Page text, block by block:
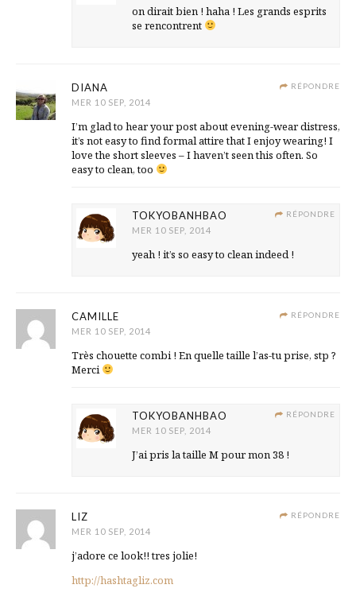
on dirait bien ! haha ! Les grands esprits
se rencontrent
RÉPONDRE
DIANA
MER 10 SEP, 2014
I’m glad to hear your post about evening-wear distress,
it’s not easy to find formal attire that I enjoy wearing! I
love the short sleeves – I haven’t seen this often. So
easy to clean, too
RÉPONDRE
TOKYOBANHBAO
MER 10 SEP, 2014
yeah ! it’s so easy to clean indeed !
RÉPONDRE
CAMILLE
MER 10 SEP, 2014
Très chouette combi ! En quelle taille l’as-tu prise, stp ?
Merci
RÉPONDRE
TOKYOBANHBAO
MER 10 SEP, 2014
J’ai pris la taille M pour mon 38 !
RÉPONDRE
LIZ
MER 10 SEP, 2014
j’adore ce look!! tres jolie!
http://hashtagliz.com